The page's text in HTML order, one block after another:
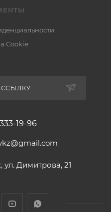
Cookie
19-96
ул. Димитрова, 21